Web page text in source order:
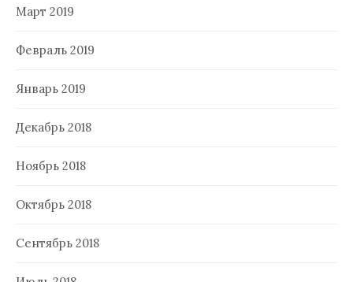
Март 2019
Февраль 2019
Январь 2019
Декабрь 2018
Ноябрь 2018
Октябрь 2018
Сентябрь 2018